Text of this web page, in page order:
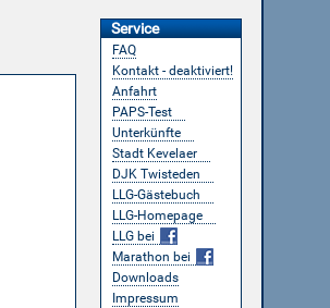
Service
FAQ
Kontakt - deaktiviert!
Anfahrt
PAPS-Test
Unterkünfte
Stadt Kevelaer
DJK Twisteden
LLG-Gästebuch
LLG-Homepage
LLG bei
Marathon bei
Downloads
Impressum